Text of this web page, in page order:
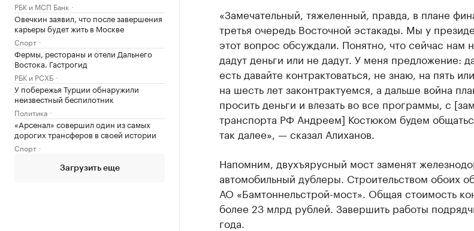
РБК и МСП Банк
Овечкин заявил, что после завершения
карьеры будет жить в Москве
Спорт
Фермы, рестораны и отели Дальнего
Востока. Гастрогид
РБК и РСХБ
У побережья Турции обнаружили
неизвестный беспилотник
Политика
«Арсенал» совершил один из самых
дорогих трансферов в своей истории
Спорт
Загрузить еще
«Замечательный, тяжеленный, правда, в плане
третья очередь Восточной эстакады. Мы у
этот вопрос обсуждали. Понятно, что сейчас нам
дадут деньги или не дадут. У меня предложение:
есть давайте контрактоваться, не знаю, на пять
на шесть лет законтрактуемся, а дальше война
просить деньги и влезать во все программы, с
транспорта РФ Андреем] Костюком будем
так далее», — сказал Алиханов.
Напомним, двухъярусный мост заменят
автомобильный дублеры. Строительством обоих
АО «Бамтоннельстрой-мост». Общая стоимость
более 23 млрд рублей. Завершить работы
года.